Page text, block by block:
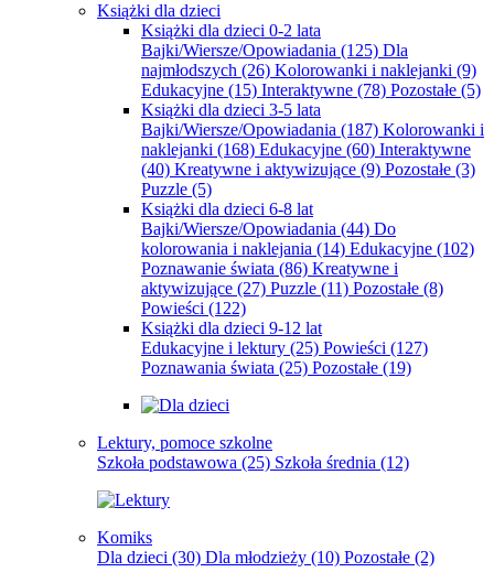
Książki dla dzieci
Książki dla dzieci 0-2 lata
Bajki/Wiersze/Opowiadania (125) Dla
najmłodszych (26) Kolorowanki i naklejanki (9)
Edukacyjne (15) Interaktywne (78) Pozostałe (5)
Książki dla dzieci 3-5 lata
Bajki/Wiersze/Opowiadania (187) Kolorowanki i
naklejanki (168) Edukacyjne (60) Interaktywne
(40) Kreatywne i aktywizujące (9) Pozostałe (3)
Puzzle (5)
Książki dla dzieci 6-8 lat
Bajki/Wiersze/Opowiadania (44) Do
kolorowania i naklejania (14) Edukacyjne (102)
Poznawanie świata (86) Kreatywne i
aktywizujące (27) Puzzle (11) Pozostałe (8)
Powieści (122)
Książki dla dzieci 9-12 lat
Edukacyjne i lektury (25) Powieści (127)
Poznawania świata (25) Pozostałe (19)
Lektury, pomoce szkolne
Szkoła podstawowa (25) Szkoła średnia (12)
Komiks
Dla dzieci (30) Dla młodzieży (10) Pozostałe (2)